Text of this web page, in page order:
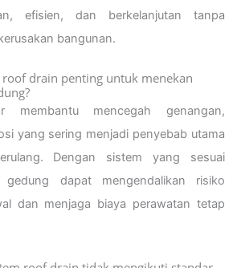
efisien, dan berkelanjutan tanpa
bangunan.
drain penting untuk menekan
membantu mencegah genangan,
yang sering menjadi penyebab utama
Dengan sistem yang sesuai
gedung dapat mengendalikan risiko
dan menjaga biaya perawatan tetap